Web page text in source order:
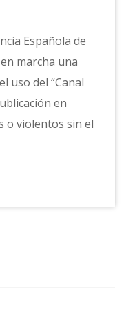
Española de
marcha una
uso del “Canal
en
o violentos sin el